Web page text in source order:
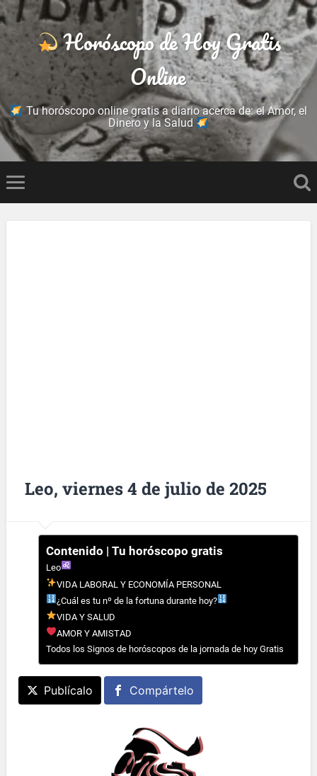
Horóscopo de Hoy Gratis
Online
Tu horóscopo online gratis a diario acerca de: el Amor, el
Dinero y la Salud
Leo, viernes 4 de julio de 2025
Contenido | Tu horóscopo gratis
Leo
VIDA LABORAL Y ECONOMÍA PERSONAL
¿Cuál es tu nº de la fortuna durante hoy?
VIDA Y SALUD
AMOR Y AMISTAD
Todos los Signos de horóscopos de la jornada de hoy Gratis
Publícalo Compártelo